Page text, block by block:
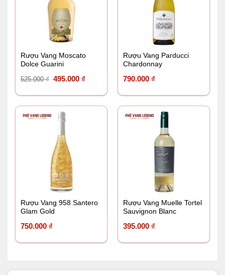
Rượu Vang Moscato
Dolce Guarini
525.000₫ Giá
525.000 ₫.
495.000 ₫Giá
Rượu Vang Parducci
Chardonnay
790.000 ₫
Rượu Vang 958 Santero
Glam Gold
750.000 ₫
Rượu Vang Muelle Tortel
Sauvignon Blanc
395.000 ₫